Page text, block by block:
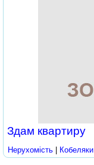
Здам квартиру
Нерухомість Кобеляки